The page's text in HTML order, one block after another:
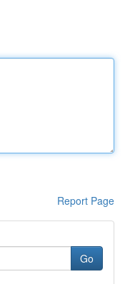
Report Page
Go